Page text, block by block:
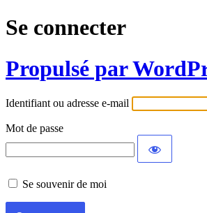
Se connecter
Propulsé par
Identifiant ou adresse e-mail
Mot de passe
Se souvenir de moi